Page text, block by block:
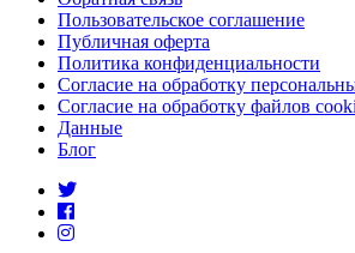
Пользовательское соглашение
Публичная оферта
Политика конфиденциальности
Согласие на обработку
Согласие на обработку файлов
Данные
Блог